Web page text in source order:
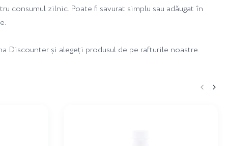
consumul zilnic. Poate fi savurat simplu sau adăugat în
Discounter și alegeți produsul de pe rafturile noastre.